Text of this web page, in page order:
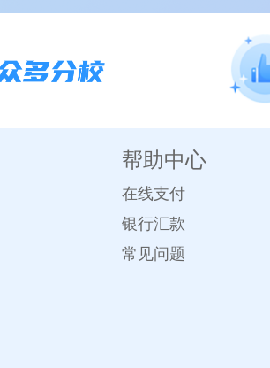
帮助中心
在线支付
银行汇款
常见问题